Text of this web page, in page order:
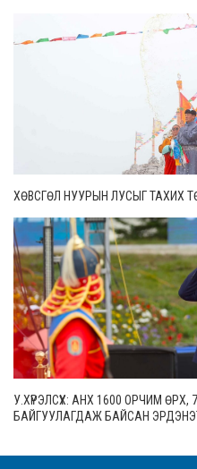
ХӨВСГӨЛ НУУРЫН ЛУСЫГ ТАХИХ
У.ХҮРЭЛСҮХ: АНХ 1600 ОРЧИМ ӨРХ,
БАЙГУУЛАГДАЖ БАЙСАН